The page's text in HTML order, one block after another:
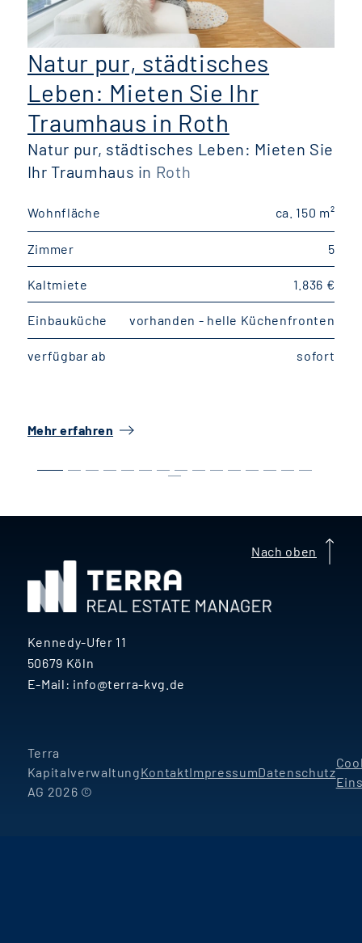
Natur pur, städtisches
Leben: Mieten Sie Ihr
Traumhaus in Roth
Natur pur, städtisches Leben: Mieten Sie
Ihr Traumhaus in Roth
Wohnfläche ca. 150 m²
Zimmer 5
Kaltmiete 1.836 €
Einbauküche vorhanden - helle Küchenfronten
verfügbar ab sofort
Mehr erfahren
Nach oben
Kennedy-Ufer 11
50679 Köln
E-Mail: info@terra-kvg.de
Terra
Kapitalverwaltung
AG 2026 ©
KontaktImpressumDatenschutz